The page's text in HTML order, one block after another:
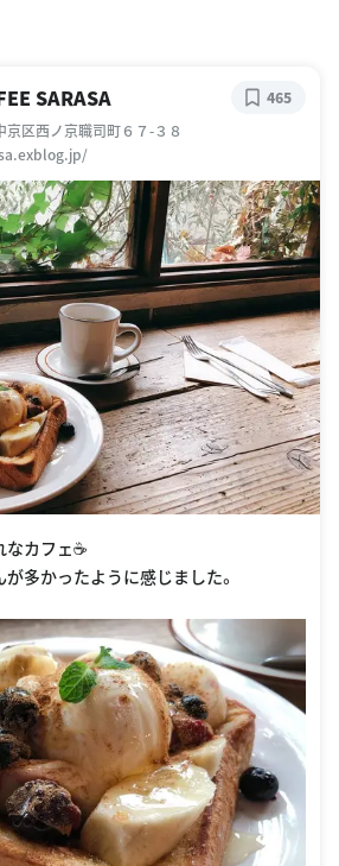
SARASA
京区西ノ京職司町６７-３８
465
カフェ☕️
多かったように感じました。